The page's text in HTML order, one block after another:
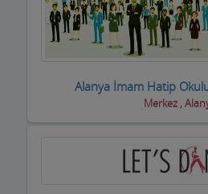
Demir ve Ferforje Ürünleri
Deniz Ürün ve Malzemeleri
Dernek ve Vakıflar
Dershaneler
Diğer Hizmet Sektörleri
Alanya İmam Hatip
Merkez ,